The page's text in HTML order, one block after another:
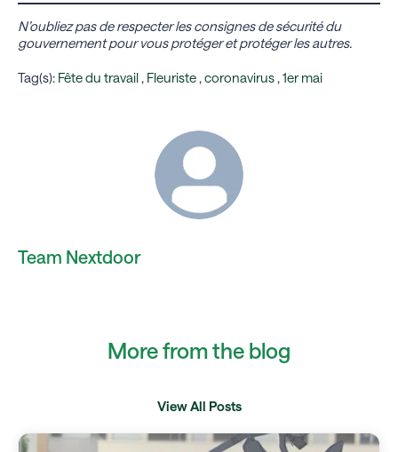
N’oubliez pas de respecter les consignes de sécurité du
gouvernement pour vous protéger et protéger les autres.
Tag(s): Fête du travail , Fleuriste ,coronavirus ,1er mai
Team Nextdoor
More from the blog
View All Posts